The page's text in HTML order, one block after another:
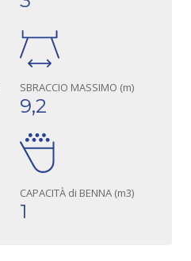
SBRACCIO MASSIMO (m)
9,2
CAPACITÀ di BENNA (m3)
1